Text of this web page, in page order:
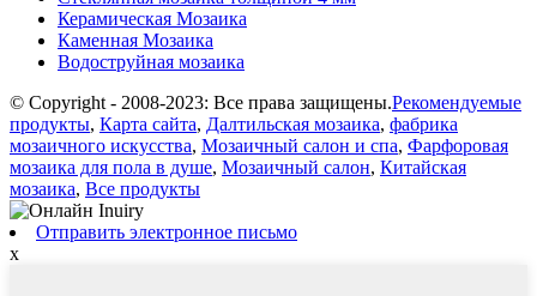
Керамическая Мозаика
Каменная Мозаика
Водоструйная мозаика
© Copyright - 2008-2023: Все права защищены.Рекомендуемые
продукты, Карта сайта, Далтильская мозаика, фабрика
мозаичного искусства, Мозаичный салон и спа, Фарфоровая
мозаика для пола в душе, Мозаичный салон, Китайская
мозаика, Все продукты
Отправить электронное письмо
x